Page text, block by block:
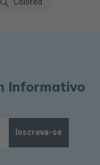
Informativo
Inscreva-se